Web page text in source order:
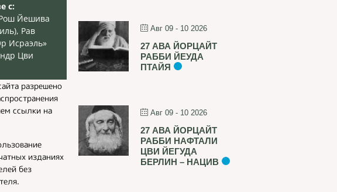
с:
Йешива
Рав
Исраэль»
Цви
разрешено
ссылки на
изданиях
без
Авг 09 - 10 2026
27 АВА ЙОРЦАЙТ
РАББИ ЙЕУДА
ПТАЙЯ
Авг 09 - 10 2026
27 АВА ЙОРЦАЙТ
РАББИ НАФТАЛИ
ЦВИ ЙЕГУДА
БЕРЛИН – НАЦИВ